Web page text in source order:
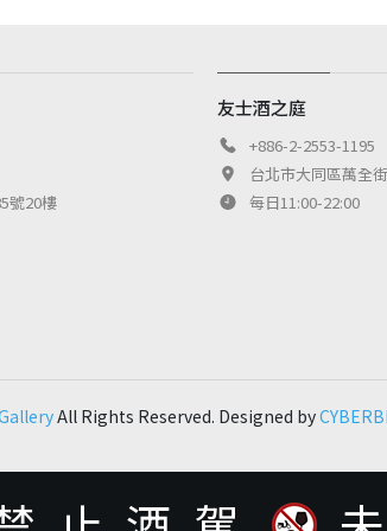
號20樓
友士酒之庭
+886-2-2553-1195
台北市大同區萬全
每日11:00-22:00
All Rights Reserved. Designed by